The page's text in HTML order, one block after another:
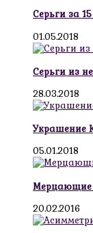
Серьги за
01.05.2018
Серьги из
28.03.2018
Украшение
05.01.2018
Мерцающие
20.02.2016